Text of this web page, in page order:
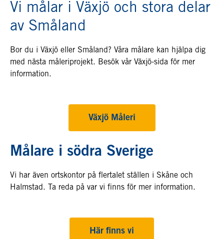
Vi målar i Växjö och stora delar
av Småland
Bor du i Växjö eller Småland? Våra målare kan hjälpa dig
med nästa måleriprojekt. Besök vår Växjö-sida för mer
information.
Växjö Måleri
Målare i södra Sverige
Vi har även ortskontor på flertalet ställen i Skåne och
Halmstad. Ta reda på var vi finns för mer information.
Här finns vi